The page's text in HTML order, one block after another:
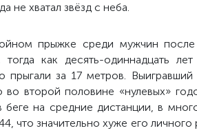
не хватал звёзд с неба.
прыжке среди мужчин
тогда как десять-одиннадцать
прыгали за 17 метров.
во второй половине «нулевых»
беге на средние дистанции, в
что значительно хуже его